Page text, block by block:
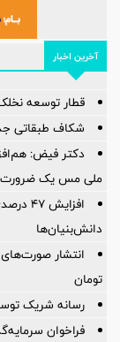
آخرین اخبار
قطار توسعه نخلک به
شکاف طبقاتی
دکتر فیض:
ملی مس یک
دانش‌بنیان‌ها
تومان
رسانه شریک
فراخوان